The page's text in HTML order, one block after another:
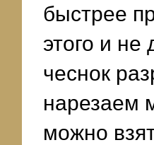
быстрее
этого и
чеснок
нарезаем
можно